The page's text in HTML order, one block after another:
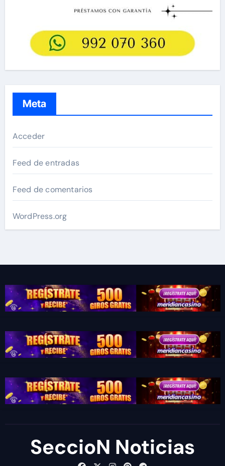
Meta
Acceder
Feed de entradas
Feed de comentarios
WordPress.org
SeccioN Noticias